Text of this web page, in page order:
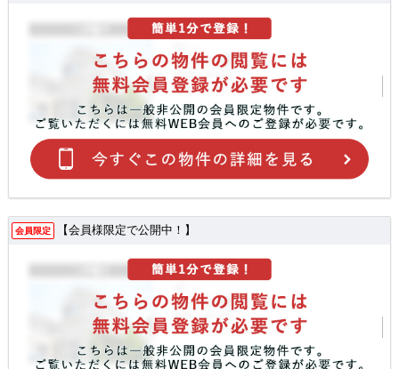
会員限定 【会員様限定で公開中！】